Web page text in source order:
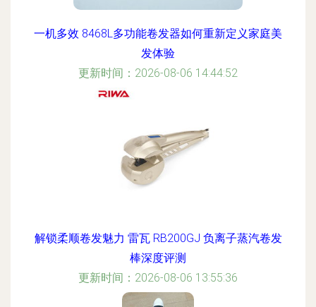
一机多效 8468L多功能卷发器如何重新定义家庭美
发体验
更新时间：2026-08-06 14:44:52
解锁柔顺卷发魅力 雷瓦 RB200GJ 负离子蒸汽卷发
棒深度评测
更新时间：2026-08-06 13:55:36